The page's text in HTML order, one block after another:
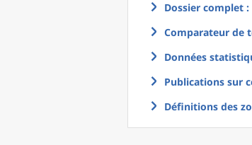
Dossier complet
Comparateur de
Données
Publications sur
Définitions des